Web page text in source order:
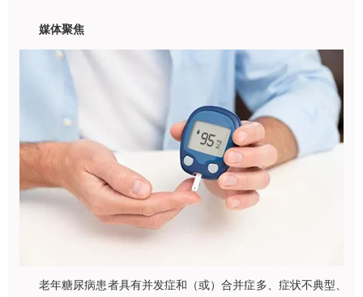
媒体聚焦
老年糖尿病患者具有并发症和（或）合并症多、症状不典型、